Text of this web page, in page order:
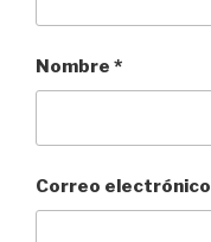
Nombre *
Correo electrónico